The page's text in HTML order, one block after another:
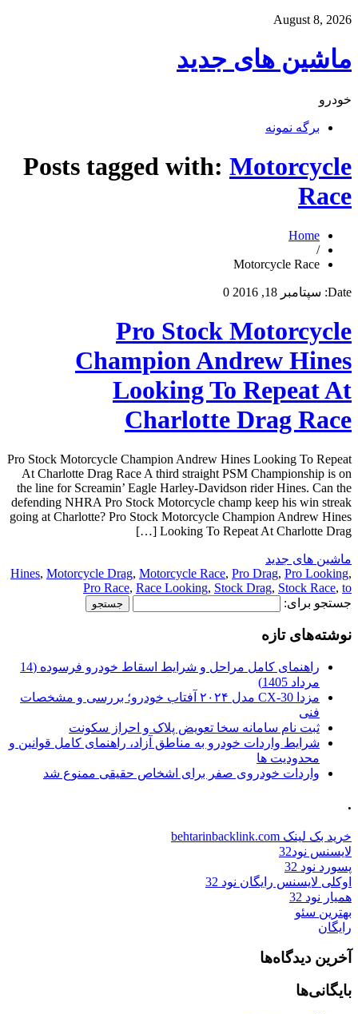
August 8, 2026
ماشین های جدید
خودرو
برگه نمونه
Posts tagged with: Motorcycle
Race
Home
/
Motorcycle Race
Date: سپتامبر 18, 2016 0
Pro Stock Motorcycle
Champion Andrew Hines
Looking To Repeat At
Charlotte Drag Race
Pro Stock Motorcycle Champion Andrew Hines Looking To Repeat
At Charlotte Drag Race A third straight PSM Championship is on
the line for Screamin’ Eagle Harley-Davidson rider Hines. Can the
defending NHRA Pro Stock Motorcycle champ keep his win streak
going at Charlotte? Pro Stock Motorcycle Champion Andrew Hines
Looking To Repeat At Charlotte Drag […]
ماشین های جدید
Hines, Motorcycle Drag, Motorcycle Race, Pro Drag, Pro Looking,
Pro Race, Race Looking, Stock Drag, Stock Race, to
جستجو برای:
نوشته‌های تازه
راهنمای کامل مراحل و شرایط اسقاط خودرو فرسوده (14
مرداد 1405)
مزدا CX-30 مدل ۲۰۲۴ آفتاب خودرو؛ بررسی و مشخصات
فنی
ثبت نام سامانه سخا تعویض پلاک و احراز سکونت
شرایط واردات خودرو به مناطق آزاد، راهنمای کامل قوانین و
محدودیت ها
واردات خودروی صفر برای اشخاص حقیقی ممنوع شد
.
خرید بک لینک behtarinbacklink.com
لایسنس نود32
پسورد نود 32
اوکلی لایسنس رایگان نود 32
همیار نود 32
بهترین سئو
رایگان
آخرین دیدگاه‌ها
بایگانی‌ها